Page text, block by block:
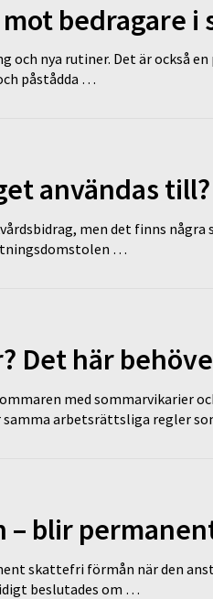
bedragare i
nya rutiner. Det är också
påstådda …
användas till?
men det finns
…
Det här
med sommarvikarier
samma arbetsrättsliga regler
– blir
skattefri förmån när den
beslutades om …